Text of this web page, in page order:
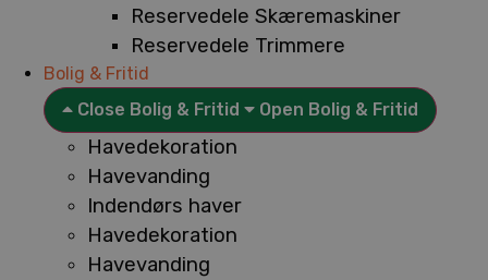
Reservedele Skæremaskiner
Reservedele Trimmere
Bolig & Fritid
Close Bolig & Fritid
Open Bolig & Fritid
Havedekoration
Havevanding
Indendørs haver
Havedekoration
Havevanding